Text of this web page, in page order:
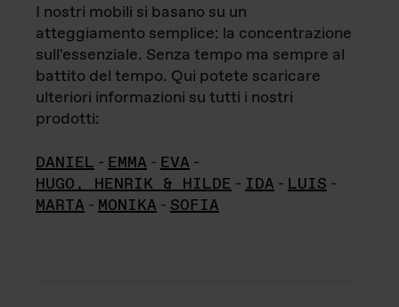
I nostri mobili si basano su un
atteggiamento semplice: la concentrazione
sull'essenziale. Senza tempo ma sempre al
battito del tempo. Qui potete scaricare
ulteriori informazioni su tutti i nostri
prodotti:
DANIEL - EMMA - EVA -
HUGO, HENRIK & HILDE - IDA - LUIS -
MARTA - MONIKA - SOFIA